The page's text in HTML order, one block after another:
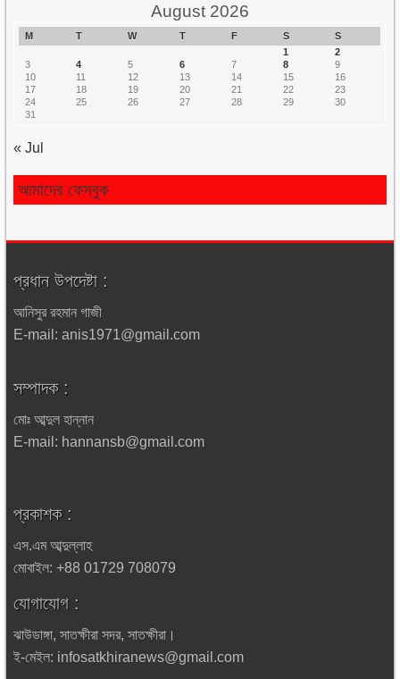
August 2026
M T W T F S
S
1
2
3
4 5 6 7 8
9
10
11 12 13 14 15
16
17
18 19 20 21 22
23
24
25 26 27 28 29
30
31
« Jul
আমাদের ফেসবুক
প্রধান উপদেষ্টা :
আনিসুর রহমান গাজী
E-mail: anis1971@gmail.com
সম্পাদক :
মোঃ আব্দুল হান্নান
E-mail: hannansb@gmail.com
প্রকাশক :
এস.এম আব্দুল্লাহ
মোবাইল: +88 01729 708079
যোগাযোগ :
ঝাউডাঙ্গা, সাতক্ষীরা সদর, সাতক্ষীরা।
ই-মেইল: infosatkhiranews@gmail.com